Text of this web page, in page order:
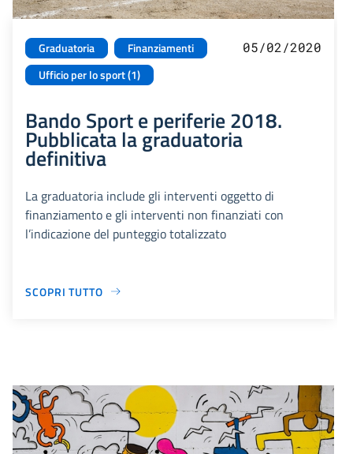
Graduatoria
Finanziamenti
Ufficio per lo sport (1)
05/02/2020
Bando Sport e periferie 2018.
Pubblicata la graduatoria
definitiva
La graduatoria include gli interventi oggetto di
finanziamento e gli interventi non finanziati con
l’indicazione del punteggio totalizzato
SCOPRI TUTTO